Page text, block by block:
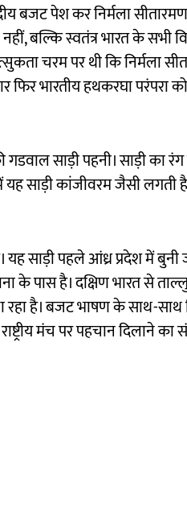
बजट पेश कर निर्मला
बल्कि स्वतंत्र भारत के सभी
चरम पर थी कि निर्मला
भारतीय हथकरघा परंपरा
साड़ी पहनी। साड़ी का
साड़ी कांजीवरम जैसी लगती
साड़ी पहले आंध्र प्रदेश में बुनी
के पास है। दक्षिण भारत से
है। बजट भाषण के साथ-साथ
मंच पर पहचान दिलाने का